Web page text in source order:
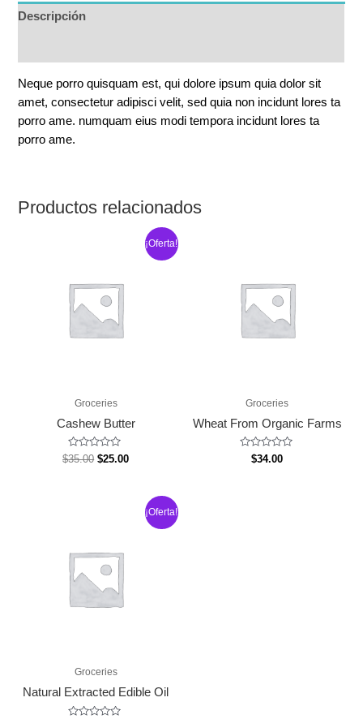
Descripción
Neque porro quisquam est, qui dolore ipsum quia dolor sit
amet, consectetur adipisci velit, sed quia non incidunt lores ta
porro ame. numquam eius modi tempora incidunt lores ta
porro ame.
Productos relacionados
¡Oferta!
Groceries
Cashew Butter
Valorado
con
$35.00 El
$25.00El
$25.00.
Groceries
Wheat From Organic Farms
Valorado
con
$34.00
¡Oferta!
Groceries
Natural Extracted Edible Oil